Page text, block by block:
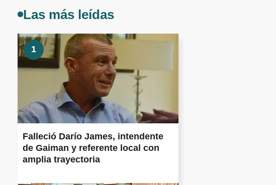
Las más leídas
1
Falleció Darío James, intendente
de Gaiman y referente local con
amplia trayectoria